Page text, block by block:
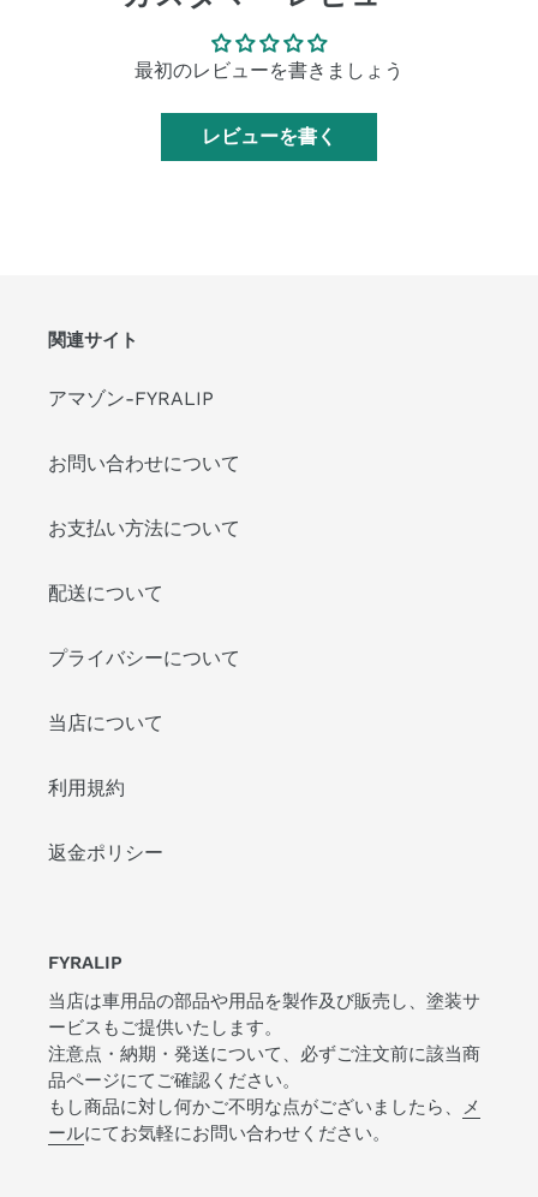
る
最初のレビューを書きましょう
レビューを書く
関連サイト
アマゾン-FYRALIP
お問い合わせについて
お支払い方法について
配送について
プライバシーについて
当店について
利用規約
返金ポリシー
FYRALIP
当店は車用品の部品や用品を製作及び販売し、塗装サ
ービスもご提供いたします。
注意点・納期・発送について、必ずご注文前に該当商
品ページにてご確認ください。
もし商品に対し何かご不明な点がございましたら、
メ
ールにてお気軽にお問い合わせください。